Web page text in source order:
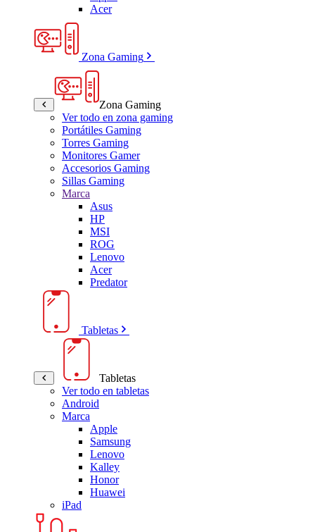
Acer
Zona Gaming
Zona Gaming
Ver todo en zona gaming
Portátiles Gaming
Torres Gaming
Monitores Gamer
Accesorios Gaming
Sillas Gaming
Marca
Asus
HP
MSI
ROG
Lenovo
Acer
Predator
Tabletas
Tabletas
Ver todo en tabletas
Android
Marca
Apple
Samsung
Lenovo
Kalley
Honor
Huawei
iPad